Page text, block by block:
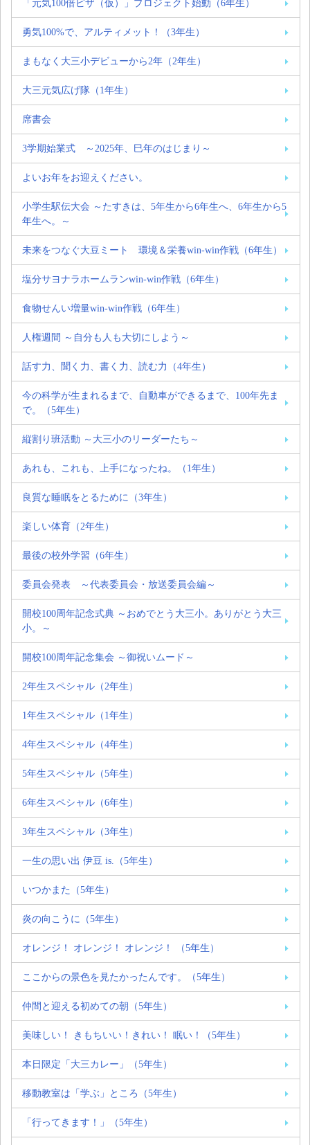
「元気100倍ピザ（仮）」プロジェクト始動（6年生）
勇気100%で、アルティメット！（3年生）
まもなく大三小デビューから2年（2年生）
大三元気広げ隊（1年生）
席書会
3学期始業式 ～2025年、巳年のはじまり～
よいお年をお迎えください。
小学生駅伝大会 ～たすきは、5年生から6年生へ、6年生から5
年生へ。～
未来をつなぐ大豆ミート 環境＆栄養win-win作戦（6年生）
塩分サヨナラホームランwin-win作戦（6年生）
食物せんい増量win-win作戦（6年生）
人権週間 ～自分も人も大切にしよう～
話す力、聞く力、書く力、読む力（4年生）
今の科学が生まれるまで、自動車ができるまで、100年先ま
で。（5年生）
縦割り班活動 ～大三小のリーダーたち～
あれも、これも、上手になったね。（1年生）
良質な睡眠をとるために（3年生）
楽しい体育（2年生）
最後の校外学習（6年生）
委員会発表 ～代表委員会・放送委員会編～
開校100周年記念式典 ～おめでとう大三小。ありがとう大三
小。～
開校100周年記念集会 ～御祝いムード～
2年生スペシャル（2年生）
1年生スペシャル（1年生）
4年生スペシャル（4年生）
5年生スペシャル（5年生）
6年生スペシャル（6年生）
3年生スペシャル（3年生）
一生の思い出 伊豆 is.（5年生）
いつかまた（5年生）
炎の向こうに（5年生）
オレンジ！ オレンジ！ オレンジ！ （5年生）
ここからの景色を見たかったんです。（5年生）
仲間と迎える初めての朝（5年生）
美味しい！ きもちいい！きれい！ 眠い！（5年生）
本日限定「大三カレー」（5年生）
移動教室は「学ぶ」ところ（5年生）
「行ってきます！」（5年生）